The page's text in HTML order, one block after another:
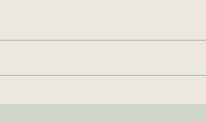
Segurança em Transações